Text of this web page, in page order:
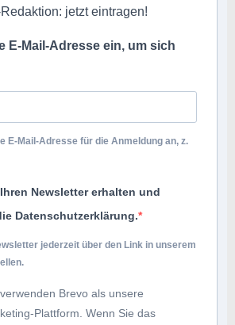
jetzt eintragen!
E-Mail-Adresse ein, um sich
E-Mail-Adresse für die Anmeldung an, z.
Newsletter erhalten und
Datenschutzerklärung.
jederzeit über den Link in unserem
Brevo als unsere
Plattform. Wenn Sie das